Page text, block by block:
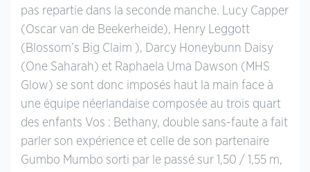
pas repartie dans la seconde manche. Lucy Capper
(Oscar van de Beekerheide), Henry Leggott
(Blossom’s Big Claim ), Darcy Honeybunn Daisy
(One Saharah) et Raphaela Uma Dawson (MHS
Glow) se sont donc imposés haut la main face à
une équipe néerlandaise composée au trois quart
des enfants Vos : Bethany, double sans-faute a fait
parler son expérience et celle de son partenaire
Gumbo Mumbo sorti par le passé sur 1,50 / 1,55 m,